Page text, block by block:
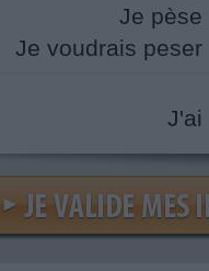
Je pèse
Je voudrais peser
J'ai